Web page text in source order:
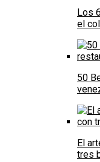
Los
el
50
El
tres